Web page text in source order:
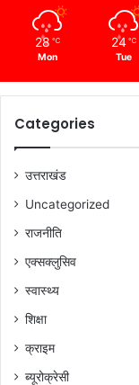
28 ℃
Mon
24 ℃
Tue
Categories
उत्तराखंड
Uncategorized
राजनीति
एक्सक्लुसिव
स्वास्थ्य
शिक्षा
क्राइम
ब्यूरोक्रेसी